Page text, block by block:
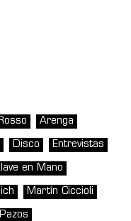
Arenga
Disco Entrevistas
en Mano
Martín Ciccioli